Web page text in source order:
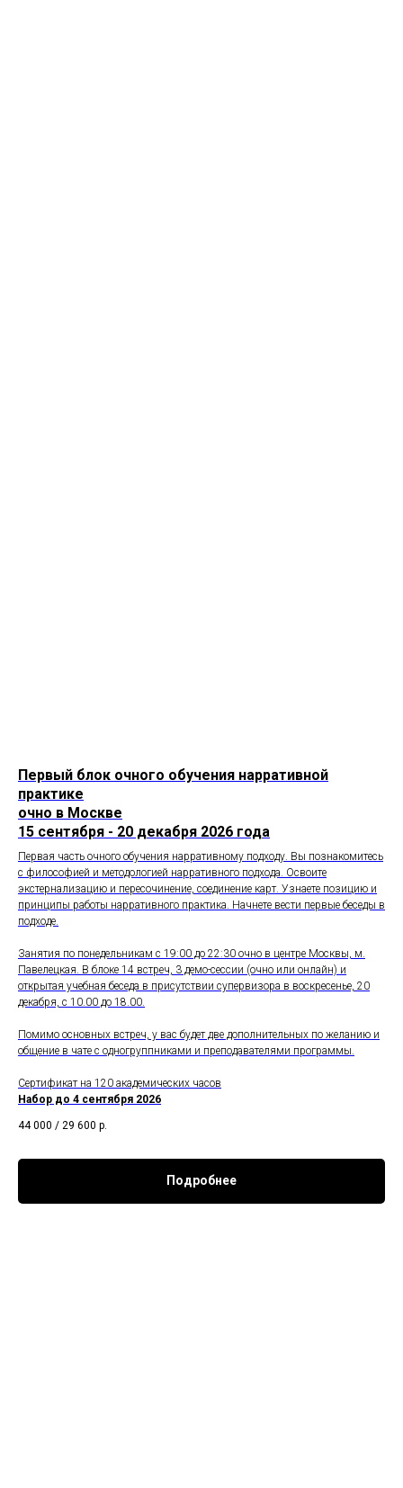
Первый блок очного обучения нарративной
практике
очно в Москве
15 сентября - 20 декабря 2026 года
Первая часть очного обучения нарративному подходу. Вы познакомитесь
с философией и методологией нарративного подхода. Освоите
экстернализацию и пересочинение, соединение карт. Узнаете позицию и
принципы работы нарративного практика. Начнете вести первые беседы в
подходе.
Занятия по понедельникам с 19:00 до 22:30 очно в центре Москвы, м.
Павелецкая. В блоке 14 встреч, 3 демо-сессии (очно или онлайн) и
открытая учебная беседа в присутствии супервизора в воскресенье, 20
декабря, с 10.00 до 18.00.
Помимо основных встреч, у вас будет две дополнительных по желанию и
общение в чате с одногруппниками и преподавателями программы.
Сертификат на 120 академических часов
Набор до 4 сентября 2026
44 000 / 29 600 р.
Подробнее